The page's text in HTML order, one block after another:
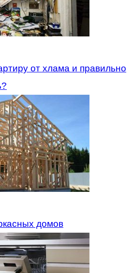
от хлама и правильно
домов